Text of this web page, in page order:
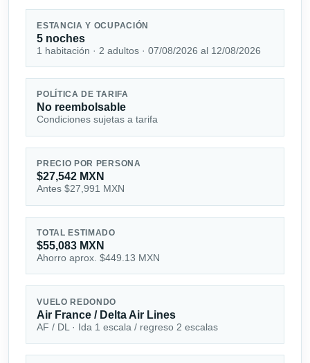
ESTANCIA Y OCUPACIÓN
5 noches
1 habitación · 2 adultos · 07/08/2026 al 12/08/2026
POLÍTICA DE TARIFA
No reembolsable
Condiciones sujetas a tarifa
PRECIO POR PERSONA
$27,542 MXN
Antes $27,991 MXN
TOTAL ESTIMADO
$55,083 MXN
Ahorro aprox. $449.13 MXN
VUELO REDONDO
Air France / Delta Air Lines
AF / DL · Ida 1 escala / regreso 2 escalas